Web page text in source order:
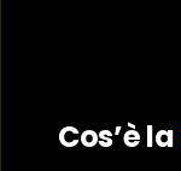
Cos’è la